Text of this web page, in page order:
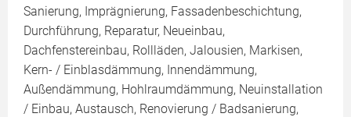
Sanierung, Imprägnierung, Fassadenbeschichtung,
Durchführung, Reparatur, Neueinbau,
Dachfenstereinbau, Rollläden, Jalousien, Markisen,
Kern- / Einblasdämmung, Innendämmung,
Außendämmung, Hohlraumdämmung, Neuinstallation
/ Einbau, Austausch, Renovierung / Badsanierung,